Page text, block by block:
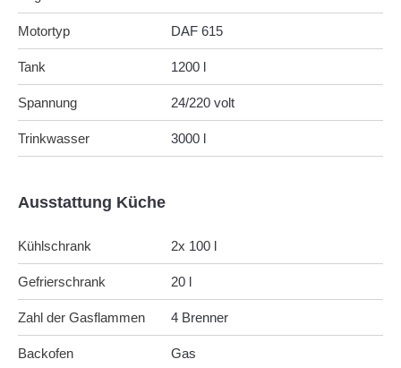
Motortyp DAF 615
Tank 1200 l
Spannung 24/220 volt
Trinkwasser 3000 l
Ausstattung Küche
Kühlschrank 2x 100 l
Gefrierschrank 20 l
Zahl der Gasflammen 4 Brenner
Backofen Gas